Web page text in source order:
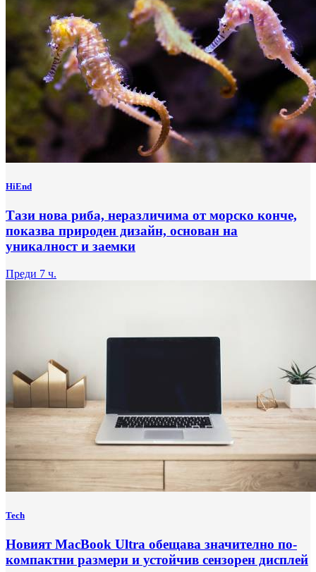
HiEnd
Тази нова риба, неразличима от морско конче,
показва природен дизайн, основан на
уникалност и заемки
Преди 7 ч.
Tech
Новият MacBook Ultra обещава значително по-
компактни размери и устойчив сензорен дисплей